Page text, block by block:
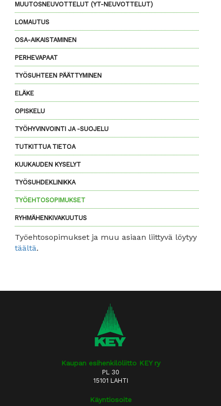
MUUTOSNEUVOTTELUT (YT-NEUVOTTELUT)
LOMAUTUS
OSA-AIKAISTAMINEN
PERHEVAPAAT
TYÖSUHTEEN PÄÄTTYMINEN
ELÄKE
OPISKELU
TYÖHYVINVOINTI JA -SUOJELU
TUTKITTUA TIETOA
KUUKAUDEN KYSELYT
TYÖSUHDEKLINIKKA
TYÖEHTOSOPIMUKSET
RYHMÄHENKIVAKUUTUS
Työehtosopimukset ja muu asiaan liittyvä löytyy
täältä.
Kaupan esihenkilöliitto KEY ry
PL 30
15101 LAHTI
Käyntiosoite